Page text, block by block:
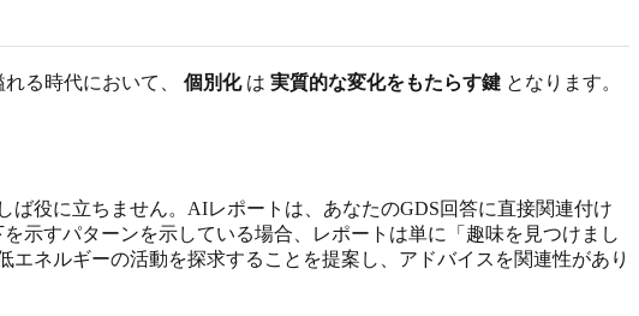
る時代において、 個別化は 実質的な変化をもたらす鍵 となります。
役に立ちません。AIレポートは、あなたのGDS回答に直接関連付け
示すパターンを示している場合、レポートは単に「趣味を見つけまし
ネルギーの活動を探求することを提案し、アドバイスを関連性があり